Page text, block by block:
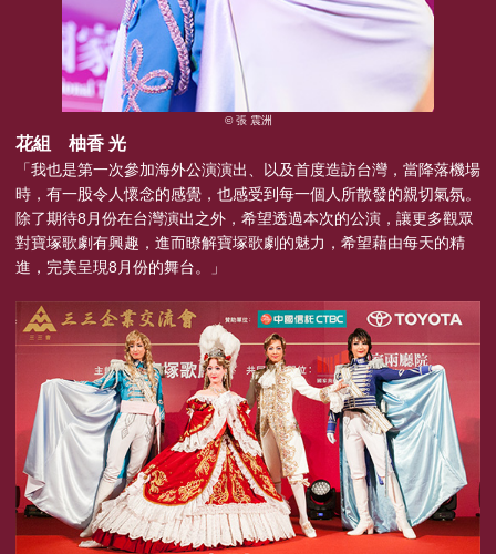
© 張 震洲
花組 柚香 光
「我也是第一次參加海外公演演出、以及首度造訪台灣，當降落機場
時，有一股令人懷念的感覺，也感受到每一個人所散發的親切氣氛。
除了期待8月份在台灣演出之外，希望透過本次的公演，讓更多觀眾
對寶塚歌劇有興趣，進而瞭解寶塚歌劇的魅力，希望藉由每天的精
進，完美呈現8月份的舞台。」